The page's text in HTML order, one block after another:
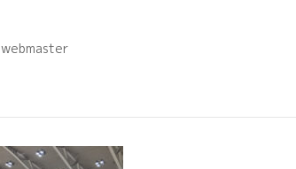
webmaster